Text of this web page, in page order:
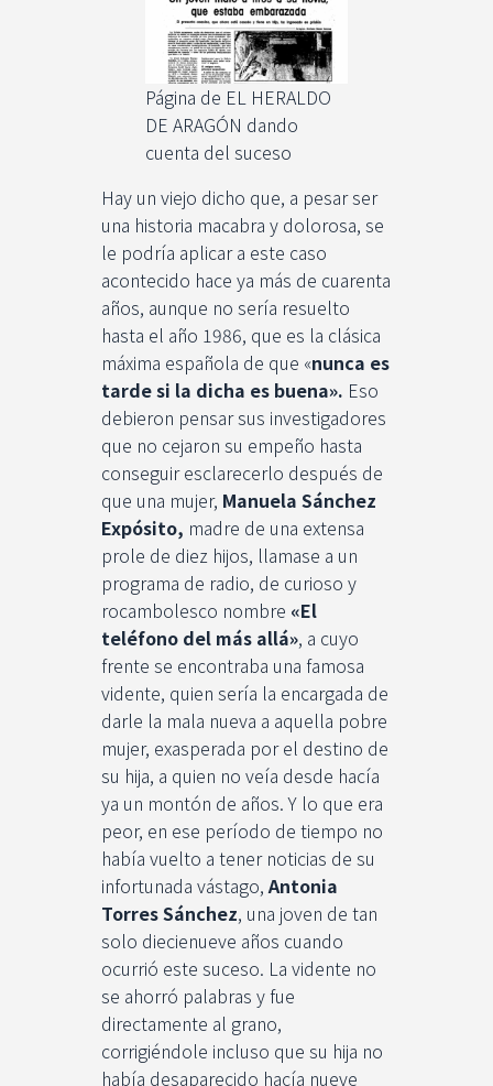
Página de EL HERALDO
DE ARAGÓN dando
cuenta del suceso
Hay un viejo dicho que, a pesar ser
una historia macabra y dolorosa, se
le podría aplicar a este caso
acontecido hace ya más de cuarenta
años, aunque no sería resuelto
hasta el año 1986, que es la clásica
máxima española de que «nunca es
tarde si la dicha es buena». Eso
debieron pensar sus investigadores
que no cejaron su empeño hasta
conseguir esclarecerlo después de
que una mujer, Manuela Sánchez
Expósito, madre de una extensa
prole de diez hijos, llamase a un
programa de radio, de curioso y
rocambolesco nombre «El
teléfono del más allá», a cuyo
frente se encontraba una famosa
vidente, quien sería la encargada de
darle la mala nueva a aquella pobre
mujer, exasperada por el destino de
su hija, a quien no veía desde hacía
ya un montón de años. Y lo que era
peor, en ese período de tiempo no
había vuelto a tener noticias de su
infortunada vástago,Antonia
Torres Sánchez, una joven de tan
solo diecienueve años cuando
ocurrió este suceso. La vidente no
se ahorró palabras y fue
directamente al grano,
corrigiéndole incluso que su hija no
había desaparecido hacía nueve